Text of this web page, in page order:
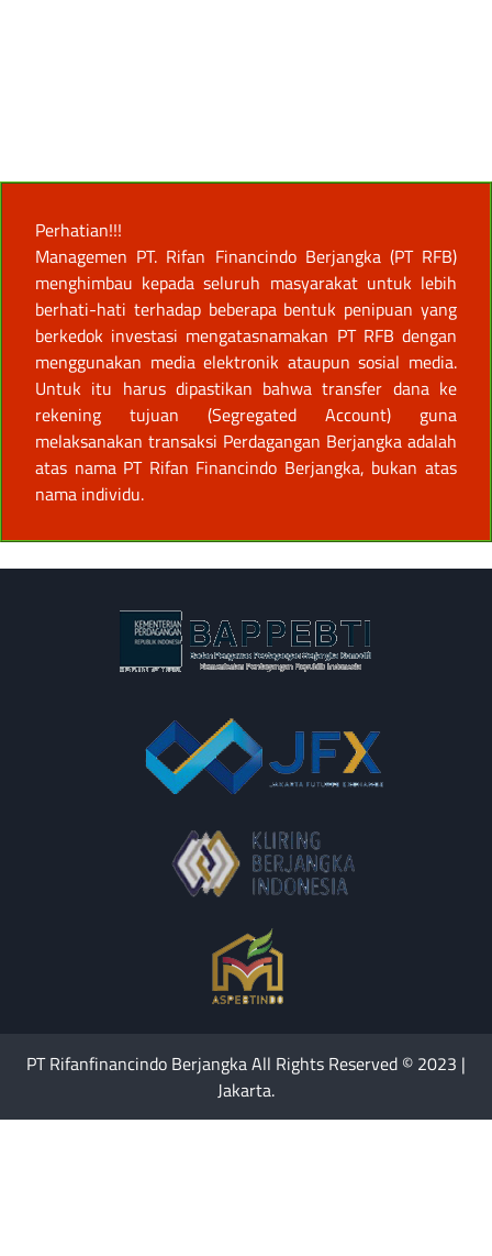
Perhatian!!!
Managemen PT. Rifan Financindo Berjangka (PT RFB)
menghimbau kepada seluruh masyarakat untuk lebih
berhati-hati terhadap beberapa bentuk penipuan yang
berkedok investasi mengatasnamakan PT RFB dengan
menggunakan media elektronik ataupun sosial media.
Untuk itu harus dipastikan bahwa transfer dana ke
rekening tujuan (Segregated Account) guna
melaksanakan transaksi Perdagangan Berjangka adalah
atas nama PT Rifan Financindo Berjangka, bukan atas
nama individu.
PT Rifanfinancindo Berjangka All Rights Reserved © 2023 |
Jakarta.